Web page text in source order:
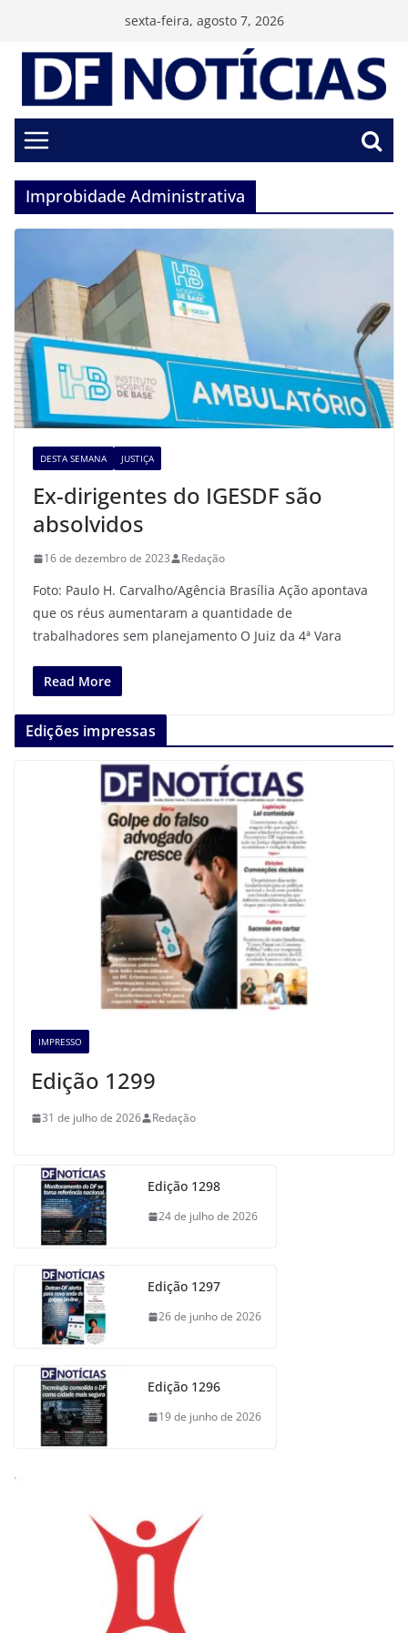
conteúdo
sexta-feira, agosto 7, 2026
Improbidade Administrativa
DESTA SEMANA JUSTIÇA
Ex-dirigentes do IGESDF são
absolvidos
16 de dezembro de 2023 Redação
Foto: Paulo H. Carvalho/Agência Brasília Ação apontava
que os réus aumentaram a quantidade de
trabalhadores sem planejamento O Juiz da 4ª Vara
Read More
Edições impressas
IMPRESSO
Edição 1299
31 de julho de 2026 Redação
Edição 1298
24 de julho de 2026
Edição 1297
26 de junho de 2026
Edição 1296
19 de junho de 2026